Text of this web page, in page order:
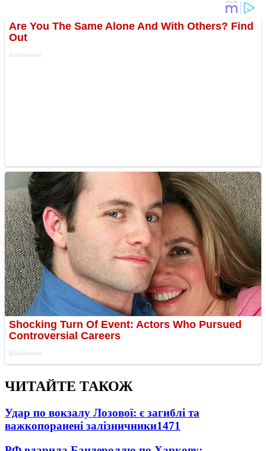
ЧИТАЙТЕ ТАКОЖ
Удар по вокзалу Лозової: є загиблі та
важкопоранені залізничники1471